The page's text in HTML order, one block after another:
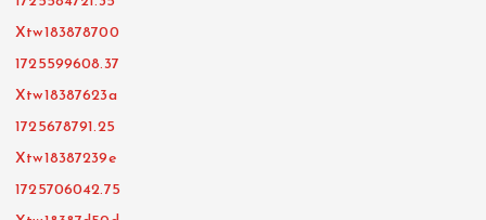
Xtw183878700
1725599608.37
Xtw18387623a
1725678791.25
Xtw18387239e
1725706042.75